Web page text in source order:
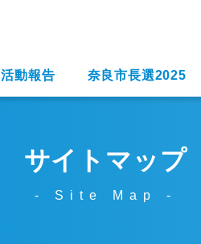
活動報告 奈良市長選2025
サイトマップ
- Site Map -